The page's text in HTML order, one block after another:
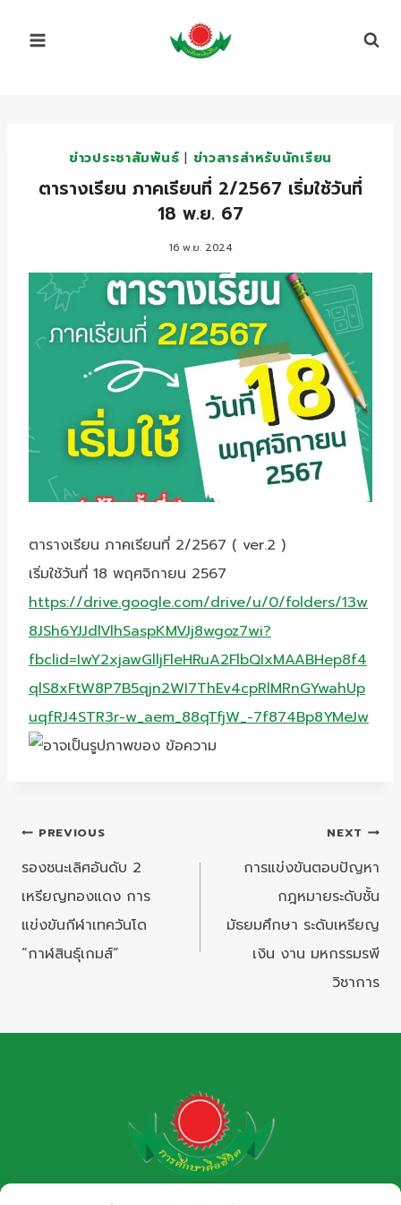
ข่าวประชาสัมพันธ์ | ข่าวสารสำหรับนักเรียน
ตารางเรียน ภาคเรียนที่ 2/2567 เริ่มใช้วันที่
18 พ.ย. 67
16 พ.ย. 2024
ตารางเรียน ภาคเรียนที่ 2/2567 ( ver.2 )
เริ่มใช้วันที่ 18 พฤศจิกายน 2567
https://drive.google.com/drive/u/0/folders/13w
8JSh6YJJdlVlhSaspKMVJj8wgoz7wi?
fbclid=IwY2xjawGlljFleHRuA2FlbQIxMAABHep8f4
qlS8xFtW8P7B5qjn2WI7ThEv4cpRlMRnGYwahUp
uqfRJ4STR3r-w_aem_88qTfjW_-7f874Bp8YMeJw
แนะแนว
เรื่อง
PREVIOUS
รองชนะเลิศอันดับ 2
เหรียญทองแดง การ
แข่งขันกีฬาเทควันโด
“กาฬสินธุ์เกมส์”
NEXT
การแข่งขันตอบปัญหา
กฎหมายระดับชั้น
มัธยมศึกษา ระดับเหรียญ
เงิน งาน มหกรรมรพี
วิชาการ